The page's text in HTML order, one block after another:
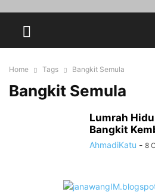
Home Tags Bangkit Semula
Bangkit Semula
Lumrah
Bangkit
AhmadiKatu - 8